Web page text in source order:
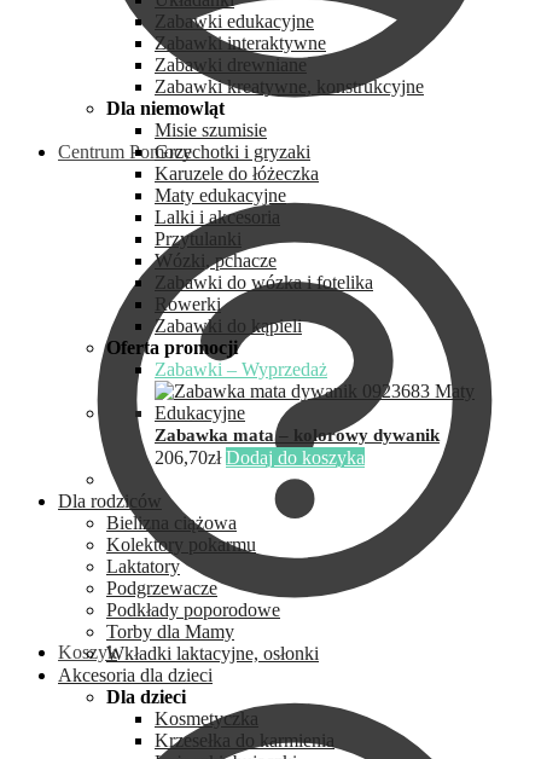
Centrum Pomocy
Koszyk
Zabawki edukacyjne
Zabawki interaktywne
Zabawki drewniane
Zabawki kreatywne, konstrukcyjne
Dla niemowląt
Misie szumisie
Grzechotki i gryzaki
Karuzele do łóżeczka
Maty edukacyjne
Lalki i akcesoria
Przytulanki
Wózki, pchacze
Zabawki do wózka i fotelika
Rowerki
Zabawki do kąpieli
Oferta promocji
Zabawki – Wyprzedaż
Zabawka mata – kolorowy dywanik
206,70zł Dodaj do koszyka
Dla rodziców
Bielizna ciążowa
Kolektory pokarmu
Laktatory
Podgrzewacze
Podkłady poporodowe
Torby dla Mamy
Wkładki laktacyjne, osłonki
Akcesoria dla dzieci
Dla dzieci
Kosmetyczka
Krzesełka do karmienia